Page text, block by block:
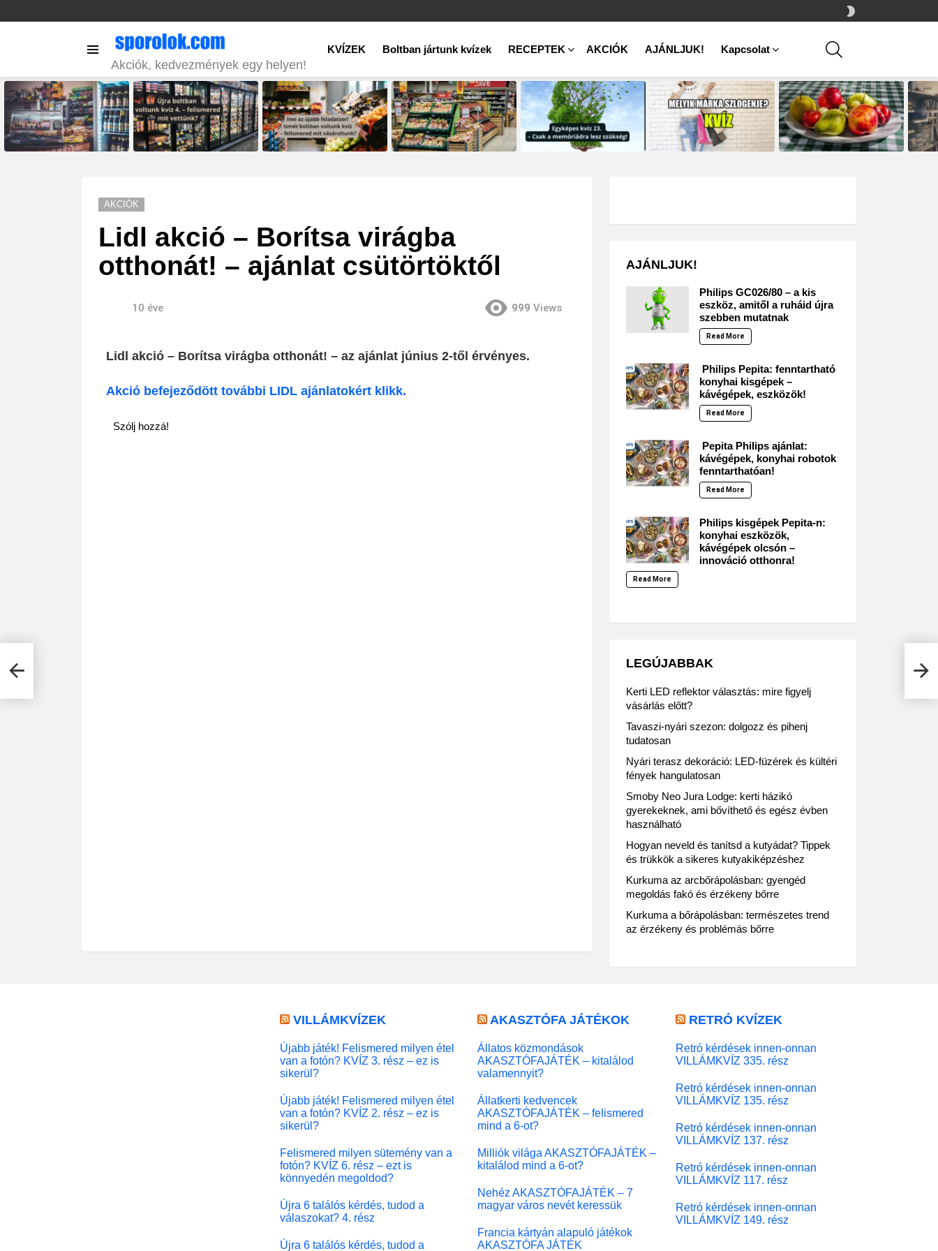
SKIN
Akciók, kedvezmények egy helyen!
KVÍZEK Boltban jártunk kvízek RECEPTEK AKCIÓK AJÁNLJUK! Kapcsolat
STORIES
AKCIÓK
Lidl akció – Borítsa virágba
otthonát! – ajánlat csütörtöktől
10 éve 999 Views
Lidl akció – Borítsa virágba otthonát! – az ajánlat június 2-től érvényes.
Akció befejeződött további LIDL ajánlatokért klikk.
Szólj hozzá!
AJÁNLJUK!
Philips GC026/80 – a kis
eszköz, amitől a ruháid újra
szebben mutatnak
Read More
Philips Pepita: fenntartható
konyhai kisgépek –
kávégépek, eszközök!
Read More
Pepita Philips ajánlat:
kávégépek, konyhai robotok
fenntarthatóan!
Read More
Philips kisgépek Pepita-n:
konyhai eszközök,
kávégépek olcsón –
innováció otthonra!
Read More
LEGÚJABBAK
Kerti LED reflektor választás: mire figyelj
vásárlás előtt?
Tavaszi-nyári szezon: dolgozz és pihenj
tudatosan
Nyári terasz dekoráció: LED-füzérek és kültéri
fények hangulatosan
Smoby Neo Jura Lodge: kerti házikó
gyerekeknek, ami bővíthető és egész évben
használható
Hogyan neveld és tanítsd a kutyádat? Tippek
és trükkök a sikeres kutyakiképzéshez
Kurkuma az arcbőrápolásban: gyengéd
megoldás fakó és érzékeny bőrre
Kurkuma a bőrápolásban: természetes trend
az érzékeny és problémás bőrre
VILLÁMKVÍZEK
Újabb játék! Felismered milyen étel
van a fotón? KVÍZ 3. rész – ez is
sikerül?
Újabb játék! Felismered milyen étel
van a fotón? KVÍZ 2. rész – ez is
sikerül?
Felismered milyen sütemény van a
fotón? KVÍZ 6. rész – ezt is
könnyedén megoldod?
Újra 6 találós kérdés, tudod a
válaszokat? 4. rész
Újra 6 találós kérdés, tudod a
AKASZTÓFA JÁTÉKOK
Állatos közmondások
AKASZTÓFAJÁTÉK – kitalálod
valamennyit?
Állatkerti kedvencek
AKASZTÓFAJÁTÉK – felismered
mind a 6-ot?
Milliók világa AKASZTÓFAJÁTÉK –
kitalálod mind a 6-ot?
Nehéz AKASZTÓFAJÁTÉK – 7
magyar város nevét keressük
Francia kártyán alapuló játékok
AKASZTÓFA JÁTÉK
RETRÓ KVÍZEK
Retró kérdések innen-onnan
VILLÁMKVÍZ 335. rész
Retró kérdések innen-onnan
VILLÁMKVÍZ 135. rész
Retró kérdések innen-onnan
VILLÁMKVÍZ 137. rész
Retró kérdések innen-onnan
VILLÁMKVÍZ 117. rész
Retró kérdések innen-onnan
VILLÁMKVÍZ 149. rész